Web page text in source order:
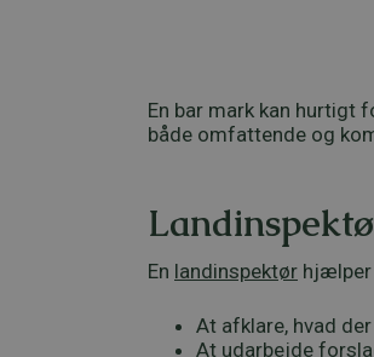
En bar mark kan hurtigt
både omfattende og
En landinspektør hjælper
At afklare, hvad
At udarbejde